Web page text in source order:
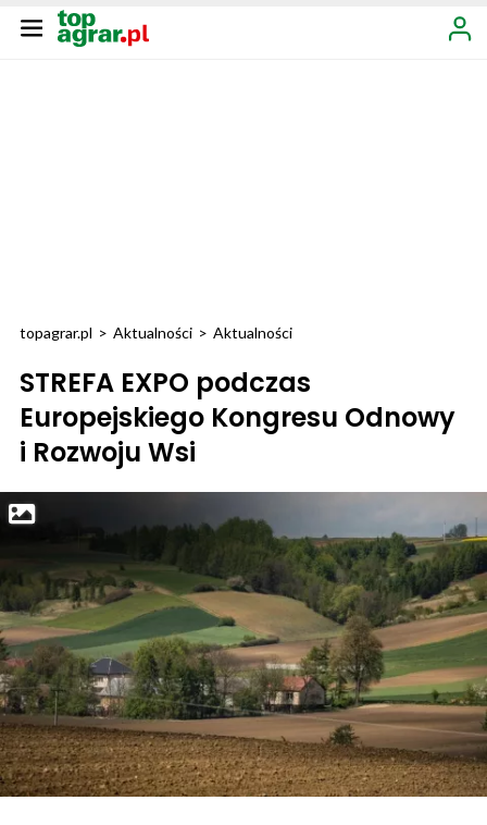
topagrar.pl > Aktualności > Aktualności
STREFA EXPO podczas
Europejskiego Kongresu Odnowy
i Rozwoju Wsi